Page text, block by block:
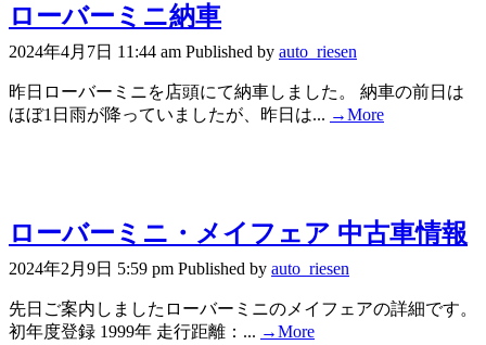
ローバーミニ納車
2024年4月7日 11:44 am Published by auto_riesen
昨日ローバーミニを店頭にて納車しました。 納車の前日は
ほぼ1日雨が降っていましたが、昨日は... →More
ローバーミニ・メイフェア 中古車情報
2024年2月9日 5:59 pm Published by auto_riesen
先日ご案内しましたローバーミニのメイフェアの詳細です。
初年度登録 1999年 走行距離：... →More